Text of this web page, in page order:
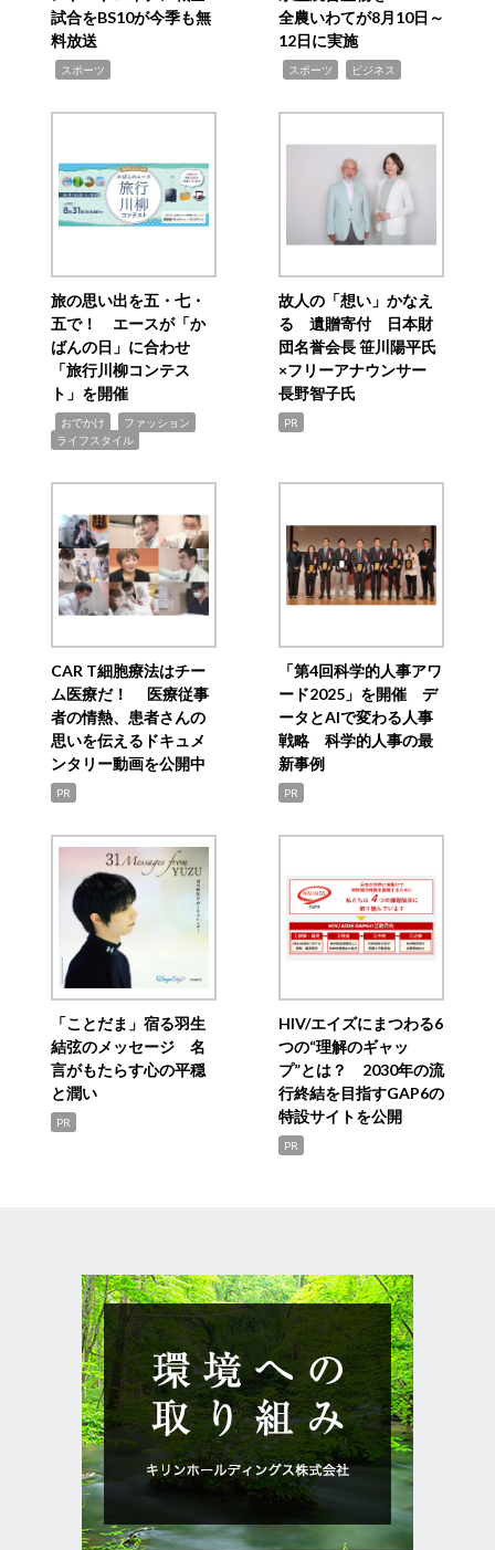
試合をBS10が今季も無
料放送
スポーツ
全農いわてが8月10日～
12日に実施
スポーツ ビジネス
旅の思い出を五・七・
五で！ エースが「か
ばんの日」に合わせ
「旅行川柳コンテス
ト」を開催
おでかけ ファッション
ライフスタイル
故人の「想い」かなえ
る 遺贈寄付 日本財
団名誉会長 笹川陽平氏
×フリーアナウンサー
長野智子氏
PR
CAR T細胞療法はチー
ム医療だ！ 医療従事
者の情熱、患者さんの
思いを伝えるドキュメ
ンタリー動画を公開中
PR
「第4回科学的人事アワ
ード2025」を開催 デ
ータとAIで変わる人事
戦略 科学的人事の最
新事例
PR
「ことだま」宿る羽生
結弦のメッセージ 名
言がもたらす心の平穏
と潤い
PR
HIV/エイズにまつわる6
つの“理解のギャッ
プ”とは？ 2030年の流
行終結を目指すGAP6の
特設サイトを公開
PR